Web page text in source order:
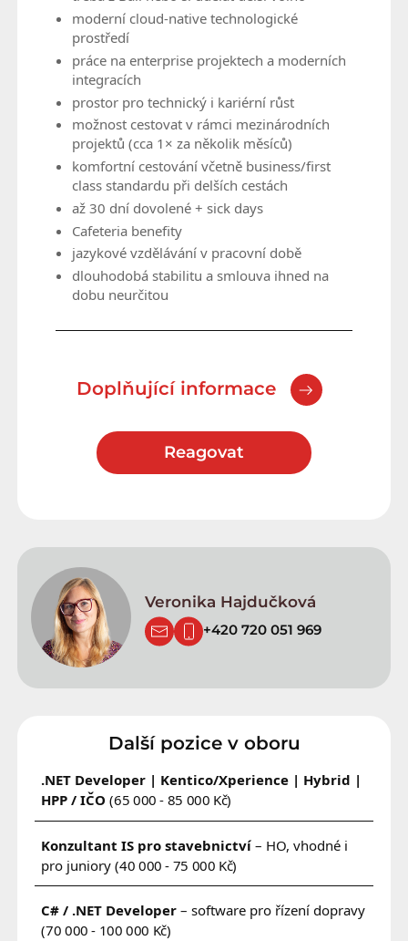
moderní cloud-native technologické
prostředí
práce na enterprise projektech a moderních
integracích
prostor pro technický i kariérní růst
možnost cestovat v rámci mezinárodních
projektů (cca 1× za několik měsíců)
komfortní cestování včetně business/first
class standardu při delších cestách
až 30 dní dovolené + sick days
Cafeteria benefity
jazykové vzdělávání v pracovní době
dlouhodobá stabilitu a smlouva ihned na
dobu neurčitou
Doplňující informace
Reagovat
Veronika Hajdučková
+420 720 051 969
Další pozice v oboru
.NET Developer | Kentico/Xperience | Hybrid |
HPP / IČO (65 000 - 85 000 Kč)
Konzultant IS pro stavebnictví – HO, vhodné i
pro juniory(40 000 - 75 000 Kč)
C# / .NET Developer – software pro řízení dopravy
(70 000 - 100 000 Kč)